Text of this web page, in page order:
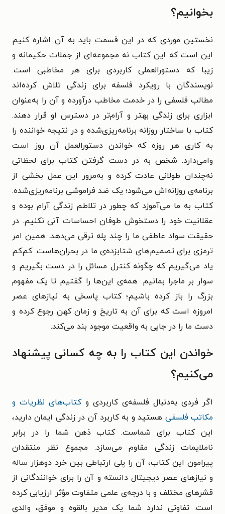
بخوانیم؟
نخستین موردی که در این قسمت باید به آن اشاره کنیم
این است که این کتاب نه مجموعه‌ای از جملات حکیمانه و
زیبا که دستورالعملی کاربردی برای هر مخاطبی است.
نویسندگان با رویکرد فلسفه برای زندگی تلاش کرده‌اند
مطالب فلسفی را در خدمت مخاطب درآورده و آن را به‌عنوان
ابزاری برای زندگی بهتر و آرام‌تر در دسترس او قرار دهند.
کتاب با ساختار روزانه برنامه‌ریزی‌شده و در نتیجه خواننده را
به کاری هر روزه که خواندن دستورالعمل آن روز است
وامی‌دارد. شخص به در دست گرفتن کتاب برای لحظاتی
نه‌چندان طولانی عادت کرده و به‌مرور این عمل بخشی از
برنامه‌ی روزانه‌اش می‌شود؛ یک ضد فراموشی برنامه‌ریزی‌شده.
کتاب به ما می‌آموزد که چطور در تلاطم زندگی آرام بوده و
عقلانیت خود را دستخوش طوفان احساسات آنی نکنیم. در
حقیقت سواد عاطفی ما را چند پله ترقی می‌دهد. همین امر
ترمزی برای تصمیم‌های شتابزده‌ی ما در بحران‌هاست. کم‌کم
یاد می‌گیریم که چگونه کنترل مسائل را در دست بگیریم و
سوار بر ماجرا بمانیم. همه‌ی این‌ها را گفتیم تا یک مفهوم
بزرگ را باز کرده باشیم؛ کتاب پاسخی به نیازهای عصر
امروزه است که برای آن به تاریخ و زمان کهن رجوع کرده و
دست ما را در جایی به واقعیت موجود بند می‌کند.
خواندن این کتاب را به چه کسانی پیشنهاد
می‌کنیم؟
اگر فردی به‌دنبال فلسفه‌ی کاربردی وکتاب‌های نظریات و
مکاتب فلسفی هستید و به کاربرد آن در زندگی ایمان دارید،
این کتاب برای شماست. کتاب ذهن شما را در برابر
ناملایمات زندگی مقاوم می‌سازد. مجموع نظر منتقدان
پیرامون این کتاب، آن را پلی ارتباطی بین خرد دوهزار ساله
و نیازهای عصر دیجیتال دانسته و آن را برای خوانندگانی از
قشرهای مختلف و با درجه‌ی علمی متفاوت مؤثر ارزیابی کرده
است. تفاوتی ندارد شما یک مدیر بالقوه و موفق، والدی